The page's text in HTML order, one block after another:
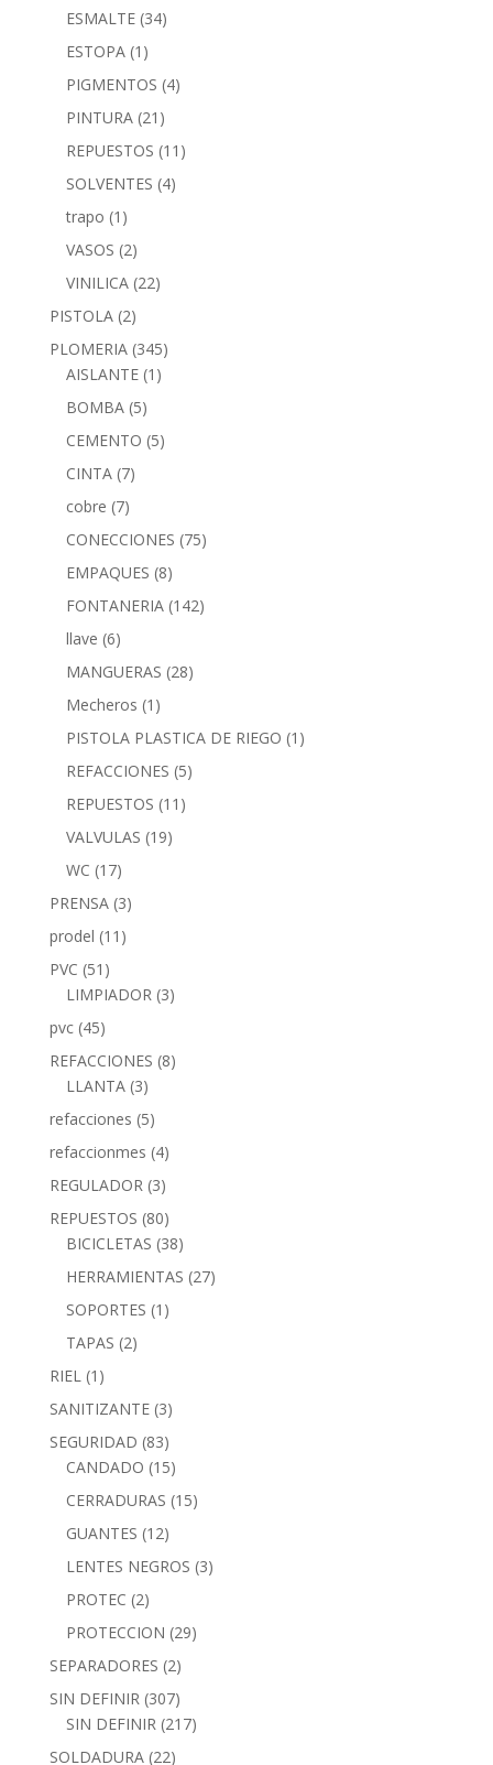
ESMALTE (34)
ESTOPA (1)
PIGMENTOS (4)
PINTURA (21)
REPUESTOS (11)
SOLVENTES (4)
trapo (1)
VASOS (2)
VINILICA (22)
PISTOLA (2)
PLOMERIA (345)
AISLANTE (1)
BOMBA (5)
CEMENTO (5)
CINTA (7)
cobre (7)
CONECCIONES (75)
EMPAQUES (8)
FONTANERIA (142)
llave (6)
MANGUERAS (28)
Mecheros (1)
PISTOLA PLASTICA DE RIEGO (1)
REFACCIONES (5)
REPUESTOS (11)
VALVULAS (19)
WC (17)
PRENSA (3)
prodel (11)
PVC (51)
LIMPIADOR (3)
pvc (45)
REFACCIONES (8)
LLANTA (3)
refacciones (5)
refaccionmes (4)
REGULADOR (3)
REPUESTOS (80)
BICICLETAS (38)
HERRAMIENTAS (27)
SOPORTES (1)
TAPAS (2)
RIEL (1)
SANITIZANTE (3)
SEGURIDAD (83)
CANDADO (15)
CERRADURAS (15)
GUANTES (12)
LENTES NEGROS (3)
PROTEC (2)
PROTECCION (29)
SEPARADORES (2)
SIN DEFINIR (307)
SIN DEFINIR (217)
SOLDADURA (22)